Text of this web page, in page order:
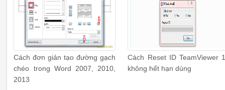
Cách đơn giản tạo đường gạch
chéo trong Word 2007, 2010,
2013
Cách Reset ID TeamViewer
không hết hạn dùng